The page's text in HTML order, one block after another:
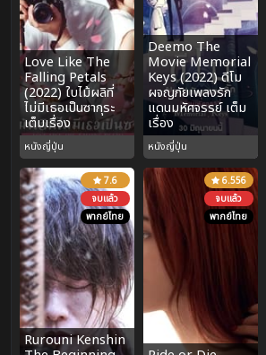
Love Like The
Falling Petals
(2022) ใบไม้ผลิที่
ไม่มีเธอเป็นซากุระ
เต็มเรื่อง
หนังญี่ปุ่น
Deemo The
Movie Memorial
Keys (2022) ดีโม
ผจญภัยเพลงรัก
แดนมหัศจรรย์ เต็ม
เรื่อง
หนังญี่ปุ่น
7.6
จบแล้ว
พากย์ไทย
Rurouni Kenshin
6.556
จบแล้ว
พากย์ไทย